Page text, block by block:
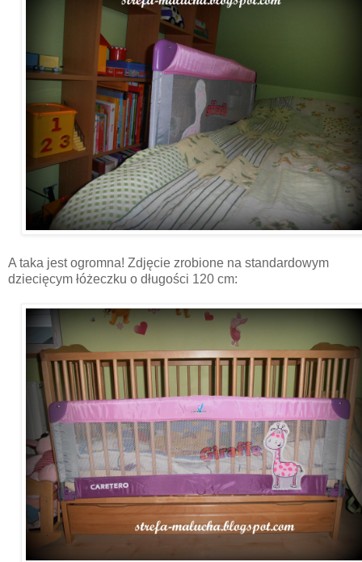
A taka jest ogromna! Zdjęcie zrobione na standardowym
dziecięcym łóżeczku o długości 120 cm: